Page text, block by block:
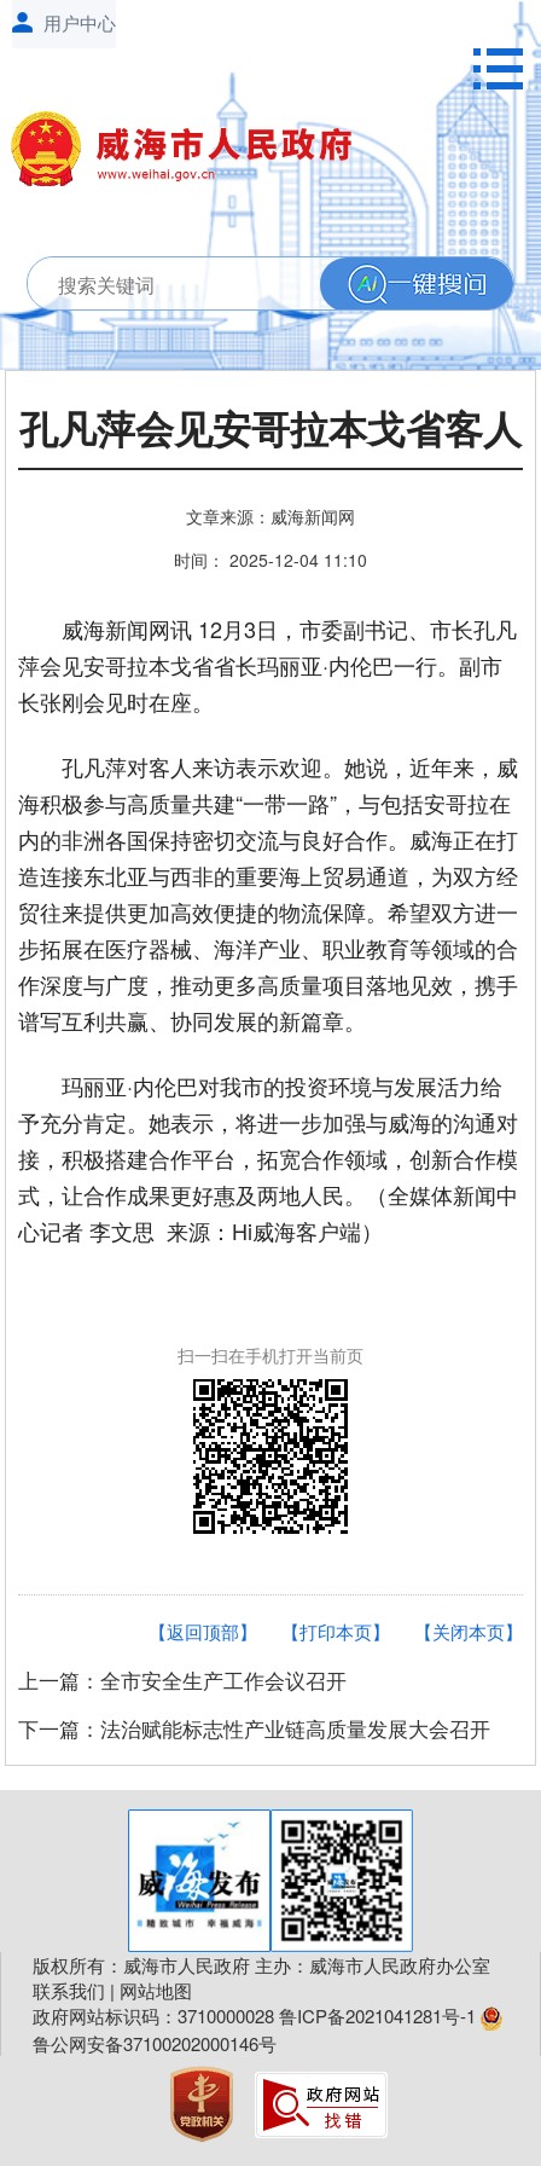
孔凡萍会见安哥拉本戈省客人
文章来源：威海新闻网
时间： 2025-12-04 11:10
威海新闻网讯 12月3日，市委副书记、市长孔凡
萍会见安哥拉本戈省省长玛丽亚·内伦巴一行。副市
长张刚会见时在座。
孔凡萍对客人来访表示欢迎。她说，近年来，威
海积极参与高质量共建“一带一路”，与包括安哥拉在
内的非洲各国保持密切交流与良好合作。威海正在打
造连接东北亚与西非的重要海上贸易通道，为双方经
贸往来提供更加高效便捷的物流保障。希望双方进一
步拓展在医疗器械、海洋产业、职业教育等领域的合
作深度与广度，推动更多高质量项目落地见效，携手
谱写互利共赢、协同发展的新篇章。
玛丽亚·内伦巴对我市的投资环境与发展活力给
予充分肯定。她表示，将进一步加强与威海的沟通对
接，积极搭建合作平台，拓宽合作领域，创新合作模
式，让合作成果更好惠及两地人民。（全媒体新闻中
心记者 李文思 来源：Hi威海客户端）
扫一扫在手机打开当前页
【关闭本页】
【打印本页】
【返回顶部】
上一篇：全市安全生产工作会议召开
下一篇：法治赋能标志性产业链高质量发展大会召开
版权所有：威海市人民政府 主办：威海市人民政府办公室
联系我们 | 网站地图
政府网站标识码：3710000028鲁ICP备2021041281号-1
鲁公网安备37100202000146号